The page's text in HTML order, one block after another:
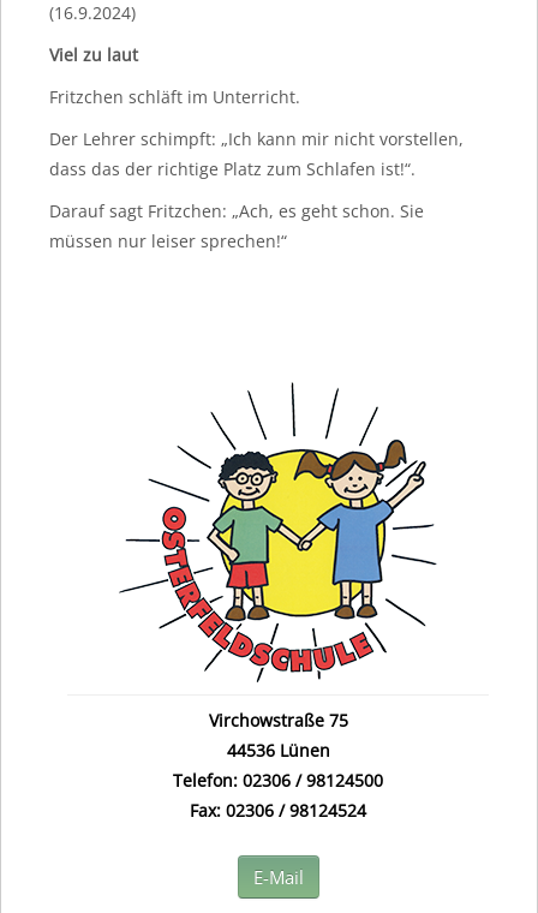
(16.9.2024)
Viel zu laut
Fritzchen schläft im Unterricht.
Der Lehrer schimpft: „Ich kann mir nicht vorstellen,
dass das der richtige Platz zum Schlafen ist!“.
Darauf sagt Fritzchen: „Ach, es geht schon. Sie
müssen nur leiser sprechen!“
Virchowstraße 75
44536 Lünen
Telefon: 02306 / 98124500
Fax: 02306 / 98124524
E-Mail